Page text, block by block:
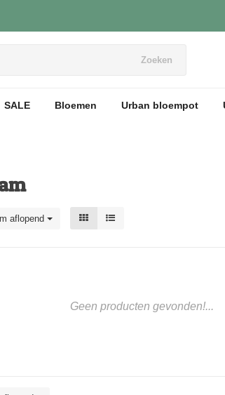
Zoeken
SALE Bloemen Urban bloempot
aflopend
Geen producten gevonden!...